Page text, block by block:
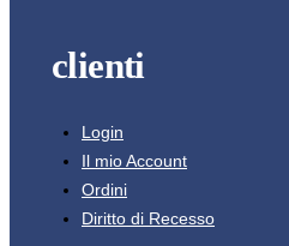
clienti
Login
Il mio Account
Ordini
Diritto di Recesso